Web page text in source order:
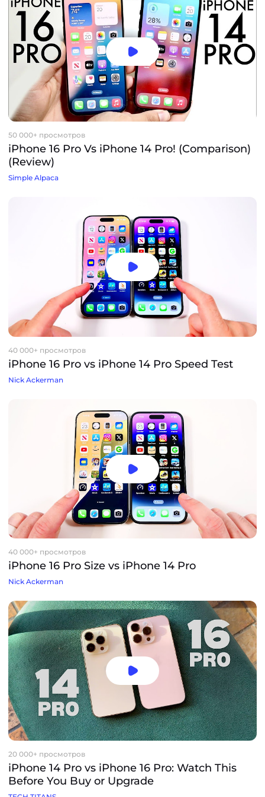
50 000+ просмотров
iPhone 16 Pro Vs iPhone 14 Pro! (Comparison)
(Review)
Simple Alpaca
40 000+ просмотров
iPhone 16 Pro vs iPhone 14 Pro Speed Test
Nick Ackerman
40 000+ просмотров
iPhone 16 Pro Size vs iPhone 14 Pro
Nick Ackerman
20 000+ просмотров
iPhone 14 Pro vs iPhone 16 Pro: Watch This
Before You Buy or Upgrade